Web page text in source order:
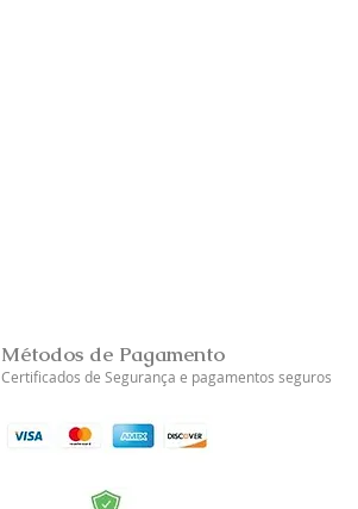
Métodos de Pagamento
Certificados de Segurança e pagamentos seguros